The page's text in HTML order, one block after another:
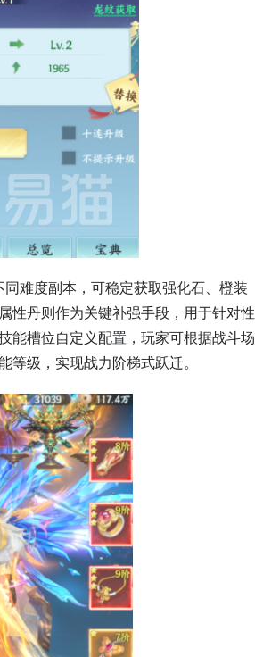
难度副本，可稳定获取强化石、橙装
性丹则作为关键补强手段，用于针对性
能槽位自定义配置，玩家可根据战斗场
等级，实现战力阶梯式跃迁。